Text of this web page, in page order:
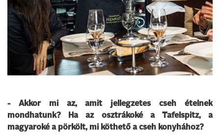
- Akkor mi az, amit jellegzetes cseh ételnek
mondhatunk? Ha az osztrákoké a Tafelspitz, a
magyaroké a pörkölt, mi köthető a cseh konyhához?